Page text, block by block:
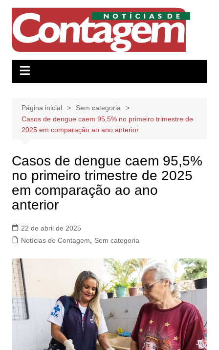
conteúdo
Página inicial
Sem categoria
Casos de dengue caem 95,5% no primeiro trimestre de
2025 em comparação ao ano anterior
Casos de dengue caem 95,5%
no primeiro trimestre de 2025
em comparação ao ano
anterior
22 de abril de 2025
Notícias de Contagem
Sem categoria